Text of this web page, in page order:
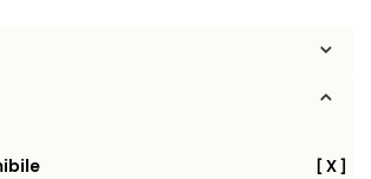
[ X ]